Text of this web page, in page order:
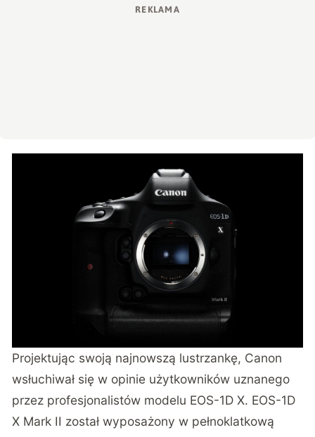
Projektując swoją najnowszą lustrzankę, Canon
wsłuchiwał się w opinie użytkowników uznanego
przez profesjonalistów modelu EOS-1D X. EOS-1D
X Mark II został wyposażony w pełnoklatkową